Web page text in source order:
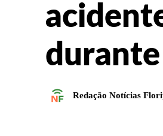
Redação Notícias